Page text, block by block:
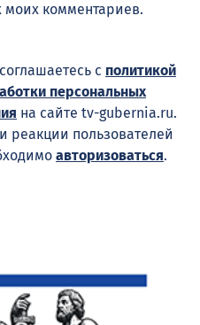
комментариев.
с политикой
персональных
на сайте tv-gubernia.ru.
реакции пользователей
авторизоваться.